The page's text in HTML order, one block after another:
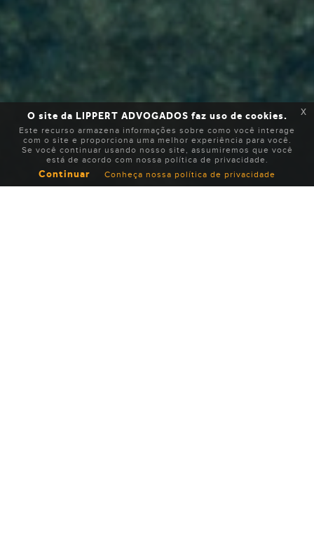
O site da LIPPERT ADVOGADOS faz uso de cookies.
Este recurso armazena informações sobre como você interage
com o site e proporciona uma melhor experiência para você.
Se você continuar usando nosso site, assumiremos que você
está de acordo com nossa política de privacidade.
Continuar Conheça nossa política de privacidade
x